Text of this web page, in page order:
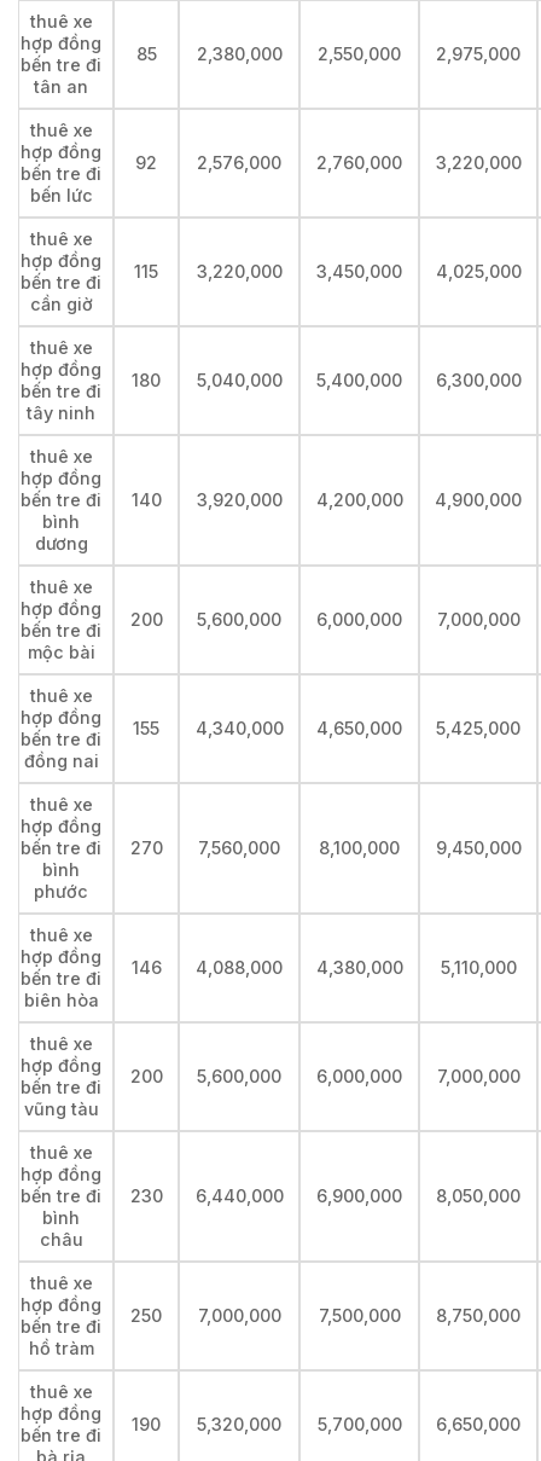
thuê xe
hợp đồng
bến tre đi
tân an
85 2,380,000 2,550,000 2,975,000
thuê xe
hợp đồng
bến tre đi
bến lức
92 2,576,000 2,760,000 3,220,000
thuê xe
hợp đồng
bến tre đi
cần giờ
115 3,220,000 3,450,000 4,025,000
thuê xe
hợp đồng
bến tre đi
tây ninh
180 5,040,000 5,400,000 6,300,000
thuê xe
hợp đồng
bến tre đi
bình
dương
140 3,920,000 4,200,000 4,900,000
thuê xe
hợp đồng
bến tre đi
mộc bài
200 5,600,000 6,000,000 7,000,000
thuê xe
hợp đồng
bến tre đi
đồng nai
155 4,340,000 4,650,000 5,425,000
thuê xe
hợp đồng
bến tre đi
bình
phước
270 7,560,000 8,100,000 9,450,000
thuê xe
hợp đồng
bến tre đi
biên hòa
146 4,088,000 4,380,000 5,110,000
thuê xe
hợp đồng
bến tre đi
vũng tàu
200 5,600,000 6,000,000 7,000,000
thuê xe
hợp đồng
bến tre đi
bình
châu
230 6,440,000 6,900,000 8,050,000
thuê xe
hợp đồng
bến tre đi
hồ tràm
250 7,000,000 7,500,000 8,750,000
thuê xe
hợp đồng
bến tre đi
bà rịa
190 5,320,000 5,700,000 6,650,000